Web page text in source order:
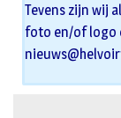
Tevens zijn wij
foto en/of logo